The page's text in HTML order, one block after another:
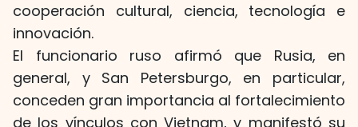
cooperación cultural, ciencia, tecnología e
innovación.
El funcionario ruso afirmó que Rusia, en
general, y San Petersburgo, en particular,
conceden gran importancia al fortalecimiento
de los vínculos con Vietnam, y manifestó su